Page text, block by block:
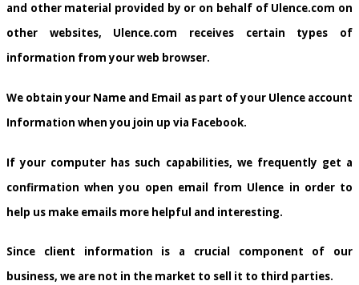
and other material provided by or on behalf of Ulence.com on
other websites, Ulence.com receives certain types of
information from your web browser.
We obtain your Name and Email as part of your Ulence account
Information when you join up via Facebook.
If your computer has such capabilities, we frequently get a
confirmation when you open email from Ulence in order to
help us make emails more helpful and interesting.
Since client information is a crucial component of our
business, we are not in the market to sell it to third parties.